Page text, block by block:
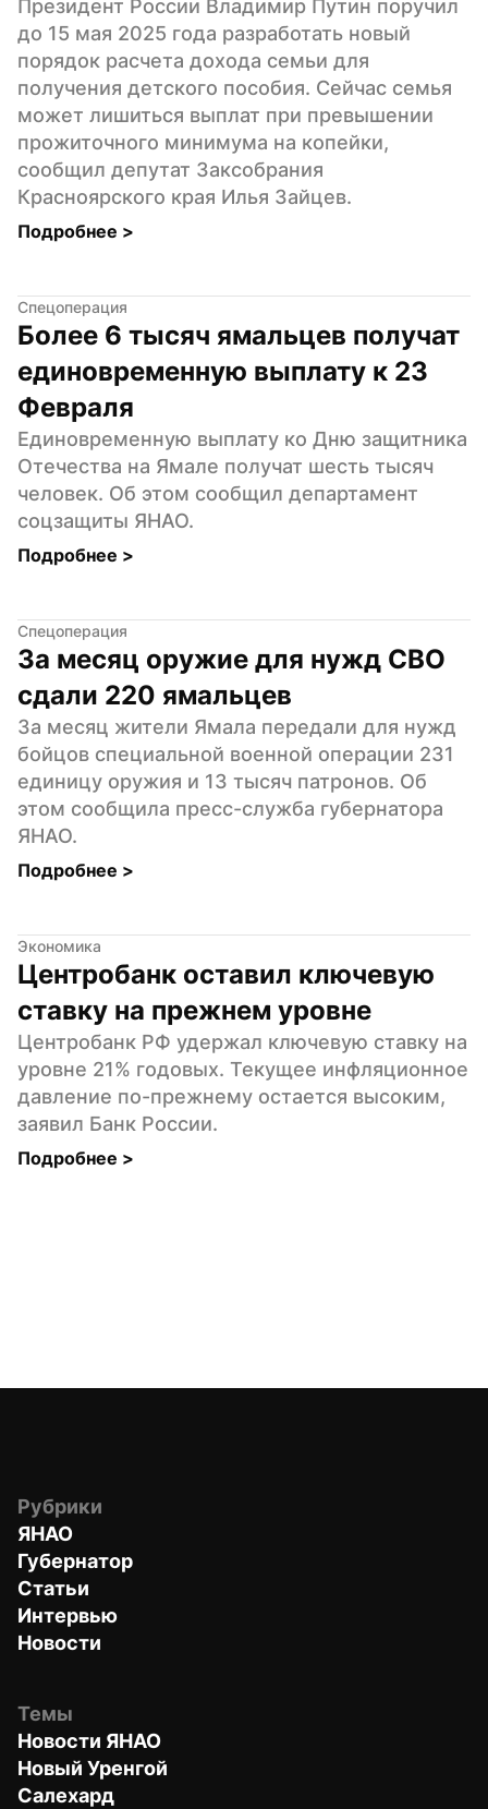
Президент России Владимир Путин поручил
до 15 мая 2025 года разработать новый
порядок расчета дохода семьи для
получения детского пособия. Сейчас семья
может лишиться выплат при превышении
прожиточного минимума на копейки,
сообщил депутат Заксобрания
Красноярского края Илья Зайцев.
Подробнее >
Спецоперация
Более 6 тысяч ямальцев получат
единовременную выплату к 23
Февраля
Единовременную выплату ко Дню защитника
Отечества на Ямале получат шесть тысяч
человек. Об этом сообщил департамент
соцзащиты ЯНАО.
Подробнее >
Спецоперация
За месяц оружие для нужд СВО
сдали 220 ямальцев
За месяц жители Ямала передали для нужд
бойцов специальной военной операции 231
единицу оружия и 13 тысяч патронов. Об
этом сообщила пресс-служба губернатора
ЯНАО.
Подробнее >
Экономика
Центробанк оставил ключевую
ставку на прежнем уровне
Центробанк РФ удержал ключевую ставку на
уровне 21% годовых. Текущее инфляционное
давление по-прежнему остается высоким,
заявил Банк России.
Подробнее >
Рубрики
ЯНАО
Губернатор
Статьи
Интервью
Новости
Темы
Новости ЯНАО
Новый Уренгой
Салехард